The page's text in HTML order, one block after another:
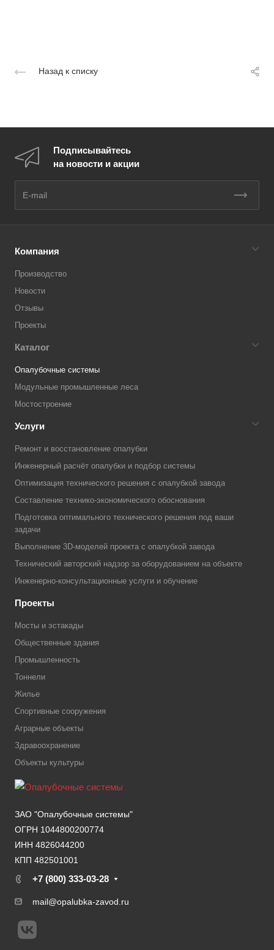
Назад к списку
Подписывайтесь
на новости и акции
Компания
Производство
Новости
Отзывы
Проекты
Каталог
Опалубочные системы
Модульные промышленные леса
Мостостроение
Услуги
Ремонт и восстановление опалубки
Инженерный расчёт опалубки и подбор системы
Оптимизация технического решения с опалубкой завода
Составление технико-экономического обоснования
Подготовка оптимального технического решения под ваши
задачи
Выполнение 3D-моделей проекта с опалубкой завода
Технический авторский надзор за оборудованием на объекте
Инженерно-консультационные услуги и обучение
Проекты
Мосты и эстакады
Общественные здания
Промышленность
Тоннели
Жилье
Спортивные сооружения
Аграрные объекты
Здравоохранение
Объекты культуры
ЗАО "Опалубочные системы"
ОГРН 1044800200774
ИНН 4826044200
КПП 482501001
+7 (800) 333-03-28
mail@opalubka-zavod.ru